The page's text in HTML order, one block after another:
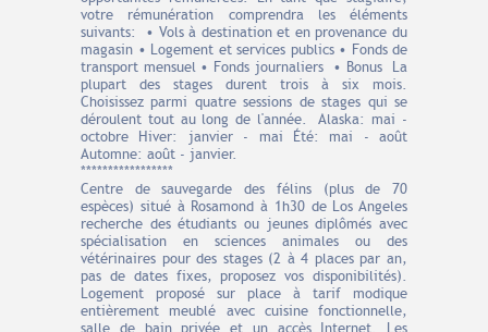
votre rémunération comprendra les éléments
suivants: • Vols à destination et en provenance du
magasin • Logement et services publics • Fonds de
transport mensuel • Fonds journaliers • Bonus La
plupart des stages durent trois à six mois.
Choisissez parmi quatre sessions de stages qui se
déroulent tout au long de l'année. Alaska: mai -
octobre Hiver: janvier - mai Été: mai - août
Automne: août - janvier.
*****************
Centre de sauvegarde des félins (plus de 70
espèces) situé à Rosamond à 1h30 de Los Angeles
recherche des étudiants ou jeunes diplômés avec
spécialisation en sciences animales ou des
vétérinaires pour des stages (2 à 4 places par an,
pas de dates fixes, proposez vos disponibilités).
Logement proposé sur place à tarif modique
entièrement meublé avec cuisine fonctionnelle,
salle de bain privée et un accès Internet. Les